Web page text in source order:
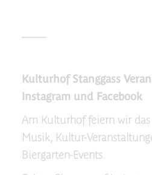
Kulturhof Stanggass
Instagram und Facebook
Am Kulturhof feiern wir
Musik, Kultur-
Biergarten-Events.